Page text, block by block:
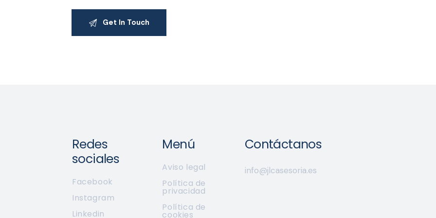
Redes
sociales
Facebook
Instagram
Linkedin
Menú
Aviso legal
Política de
privacidad
Política de
cookies
Contáctanos
info@jlcasesoria.es